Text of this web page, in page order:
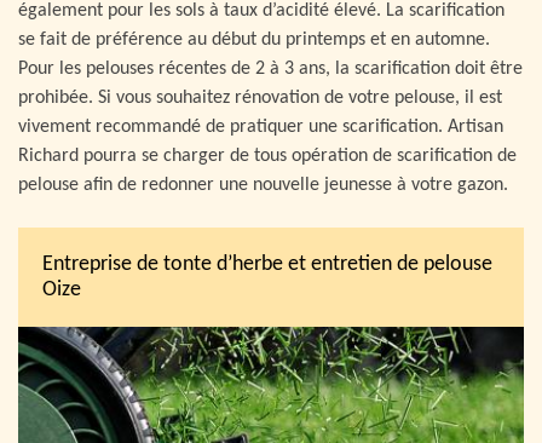
également pour les sols à taux d’acidité élevé. La scarification
se fait de préférence au début du printemps et en automne.
Pour les pelouses récentes de 2 à 3 ans, la scarification doit être
prohibée. Si vous souhaitez rénovation de votre pelouse, il est
vivement recommandé de pratiquer une scarification. Artisan
Richard pourra se charger de tous opération de scarification de
pelouse afin de redonner une nouvelle jeunesse à votre gazon.
Entreprise de tonte d’herbe et entretien de pelouse
Oize